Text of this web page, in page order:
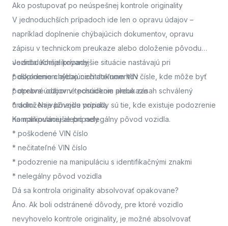
Ako postupovať po neúspešnej kontrole originality
V jednoduchších prípadoch ide len o opravu údajov –
napríklad doplnenie chýbajúcich dokumentov, opravu
zápisu v technickom preukaze alebo doloženie pôvodu
vozidla. Komplikovanejšie situácie nastávajú pri
poškodenom alebo nečitateľnom VIN čísle, kde môže byť
potrebné odborné posúdenie alebo zásah schválený
úradmi. Najvážnejšie prípady sú tie, kde existuje podozrenie
na manipuláciu alebo nelegálny pôvod vozidla.
Jednoduchšie prípady
* doplnenie chýbajúcich dokumentov
* oprava údajov v technickom preukaze
* doloženie pôvodu vozidla
Komplikovanejšie prípady
* poškodené VIN číslo
* nečitateľné VIN číslo
* podozrenie na manipuláciu s identifikačnými znakmi
* nelegálny pôvod vozidla
Dá sa kontrola originality absolvovať opakovane?
Áno. Ak boli odstránené dôvody, pre ktoré vozidlo
nevyhovelo kontrole originality, je možné absolvovať